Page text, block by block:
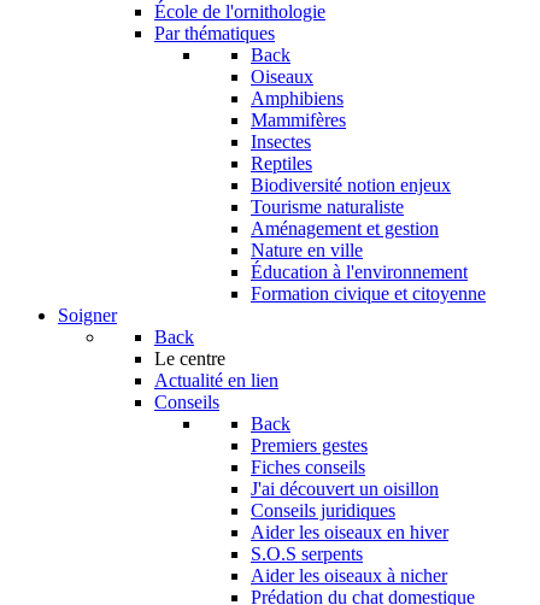
École de l'ornithologie
Par thématiques
Back
Oiseaux
Amphibiens
Mammifères
Insectes
Reptiles
Biodiversité notion enjeux
Tourisme naturaliste
Aménagement et gestion
Nature en ville
Éducation à l'environnement
Formation civique et citoyenne
Soigner
Back
Le centre
Actualité en lien
Conseils
Back
Premiers gestes
Fiches conseils
J'ai découvert un oisillon
Conseils juridiques
Aider les oiseaux en hiver
S.O.S serpents
Aider les oiseaux à nicher
Prédation du chat domestique